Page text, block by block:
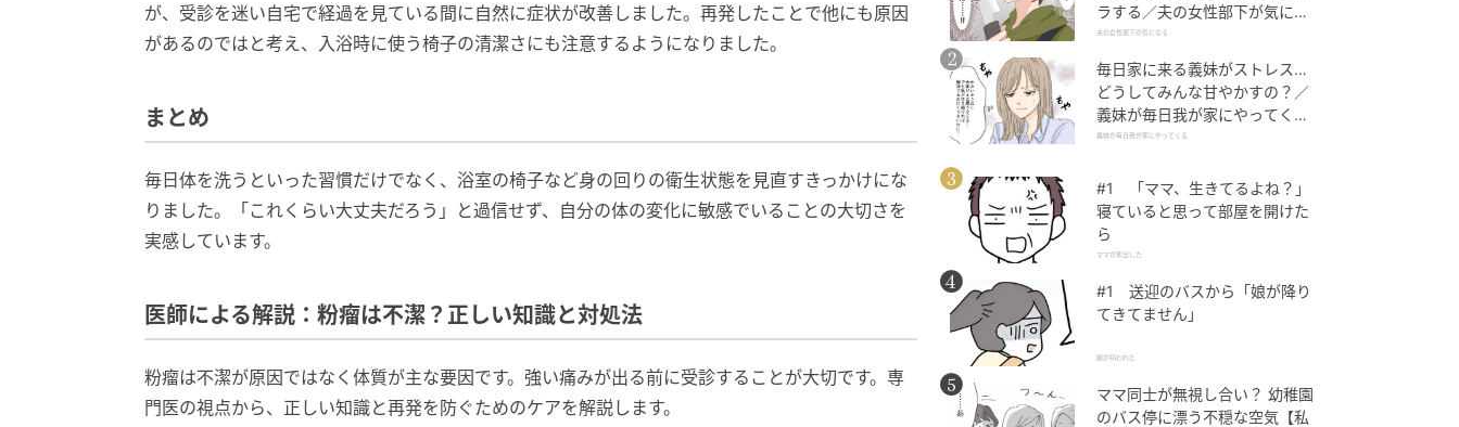
が、受診を迷い自宅で経過を見ている間に自然に症状が改善しました。再発したことで他にも原因
があるのではと考え、入浴時に使う椅子の清潔さにも注意するようになりました。
まとめ
毎日体を洗うといった習慣だけでなく、浴室の椅子など身の回りの衛生状態を見直すきっかけにな
りました。「これくらい大丈夫だろう」と過信せず、自分の体の変化に敏感でいることの大切さを
実感しています。
医師による解説：粉瘤は不潔？正しい知識と対処法
粉瘤は不潔が原因ではなく体質が主な要因です。強い痛みが出る前に受診することが大切です。専
門医の視点から、正しい知識と再発を防ぐためのケアを解説します。
ラする／夫の女性部下が気にな
る（1）【夫婦の危機 まんが】
夫の女性部下が気になる
毎日家に来る義妹がストレス…
どうしてみんな甘やかすの？／
義妹が毎日我が家にやってくる
（1）【義父母がシンドイんで
義妹が毎日我が家にやってくる
#1 「ママ、生きてるよね？」
寝ていると思って部屋を開けた
ら
ママが家出した
#1 送迎のバスから「娘が降り
てきてません」
娘が拐われた
ママ同士が無視し合い？ 幼稚園
のバス停に漂う不穏な空気【私